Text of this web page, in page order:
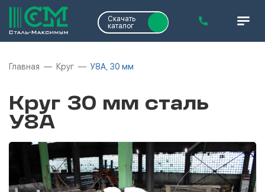
Скачать
каталог
Главная Круг У8А, 30 мм
Круг 30 мм сталь
У8А